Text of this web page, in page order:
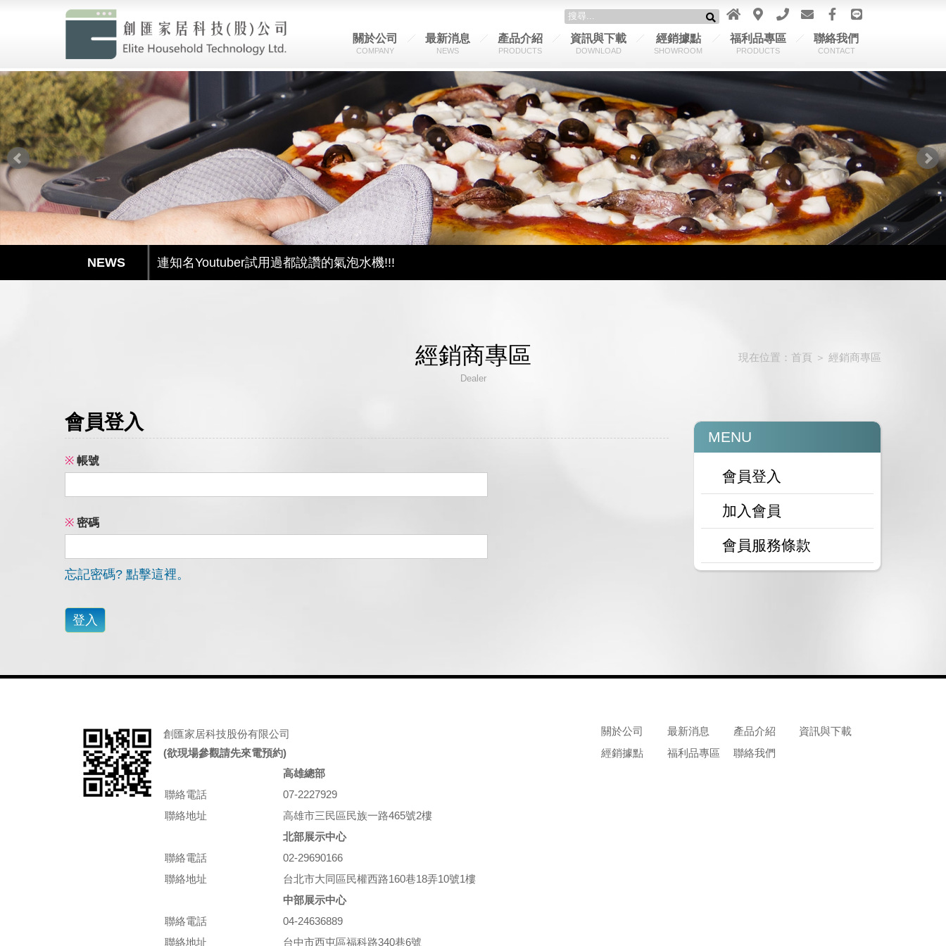
關於公司
COMPANY
最新消息
NEWS
產品介紹
PRODUCTS
資訊與下載
DOWNLOAD
經銷據點
SHOWROOM
福利品專區
PRODUCTS
聯絡我們
CONTACT
創匯家居進駐百貨
就是現在!福利品專區開賣囉~
最酷的冰沙機來囉，趕快來冰涼一下吧~
透過創匯Youtube頻道更加了解機器吧 !
連知名Youtuber試用過都說讚的氣泡水機!!!
超強洗碗機GWQ7755強檔上市!!
經銷商專區
Dealer
現在位置： 首頁 ＞ 經銷商專區
MENU
會員登入
加入會員
會員服務條款
會員登入
※ 帳號
※ 密碼
忘記密碼? 點擊這裡。
創匯家居科技股份有限公司
(欲現場參觀請先來電預約)
高雄總部
聯絡電話
07-2227929
聯絡地址
高雄市三民區民族一路465號2樓
北部展示中心
聯絡電話
02-29690166
聯絡地址
台北市大同區民權西路160巷18弄10號1樓
中部展示中心
聯絡電話
04-24636889
聯絡地址
台中市西屯區福科路340巷6號
關於公司 最新消息 產品介紹
資訊與下載
經銷據點
福利品專區 聯絡我們